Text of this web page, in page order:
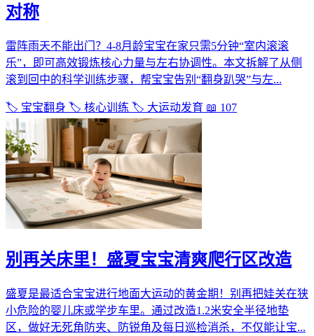
对称
雷阵雨天不能出门？4-8月龄宝宝在家只需5分钟“室内滚滚
乐”，即可高效锻炼核心力量与左右协调性。本文拆解了从侧
滚到回中的科学训练步骤，帮宝宝告别“翻身趴哭”与左...
🏷️ 宝宝翻身 🏷️ 核心训练 🏷️ 大运动发育 📖 107
别再关床里！盛夏宝宝清爽爬行区改造
盛夏是最适合宝宝进行地面大运动的黄金期！别再把娃关在狭
小危险的婴儿床或学步车里。通过改造1.2米安全半径地垫
区，做好无死角防夹、防锐角及每日巡检消杀，不仅能让宝...